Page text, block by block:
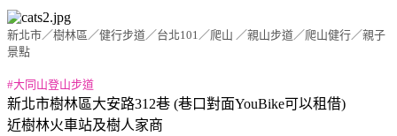
新北市／樹林區／健行步道／台北101／爬山 ／親山步道／爬山健行／親子
景點
#大同山登山步道
新北市樹林區大安路312巷 (巷口對面YouBike可以租借)
近樹林火車站及樹人家商